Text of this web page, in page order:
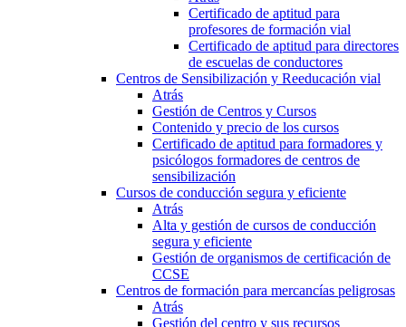
Certificado de aptitud para
profesores de formación vial
Certificado de aptitud para directores
de escuelas de conductores
Centros de Sensibilización y Reeducación vial
Atrás
Gestión de Centros y Cursos
Contenido y precio de los cursos
Certificado de aptitud para formadores y
psicólogos formadores de centros de
sensibilización
Cursos de conducción segura y eficiente
Atrás
Alta y gestión de cursos de conducción
segura y eficiente
Gestión de organismos de certificación de
CCSE
Centros de formación para mercancías peligrosas
Atrás
Gestión del centro y sus recursos